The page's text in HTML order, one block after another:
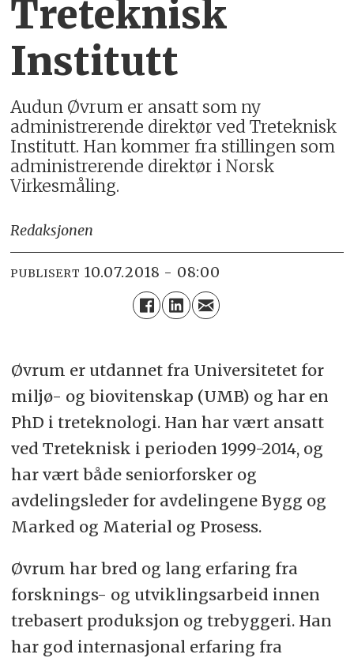
Treteknisk
Institutt
Audun Øvrum er ansatt som ny
administrerende direktør ved Treteknisk
Institutt. Han kommer fra stillingen som
administrerende direktør i Norsk
Virkesmåling.
Redaksjonen
PUBLISERT 10.07.2018 - 08:00
Øvrum er utdannet fra Universitetet for
miljø- og biovitenskap (UMB) og har en
PhD i treteknologi. Han har vært ansatt
ved Treteknisk i perioden 1999-2014, og
har vært både seniorforsker og
avdelingsleder for avdelingene Bygg og
Marked og Material og Prosess.
Øvrum har bred og lang erfaring fra
forsknings- og utviklingsarbeid innen
trebasert produksjon og trebyggeri. Han
har god internasjonal erfaring fra